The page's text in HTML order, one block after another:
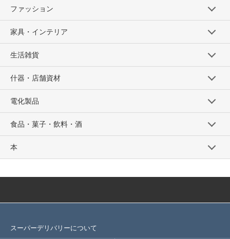
ファッション
家具・インテリア
生活雑貨
什器・店舗資材
電化製品
食品・菓子・飲料・酒
本
スーパーデリバリーについて